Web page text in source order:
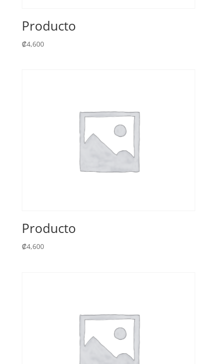
Producto
₡4,600
Producto
₡4,600